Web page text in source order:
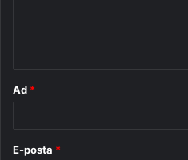
Ad *
E-posta *